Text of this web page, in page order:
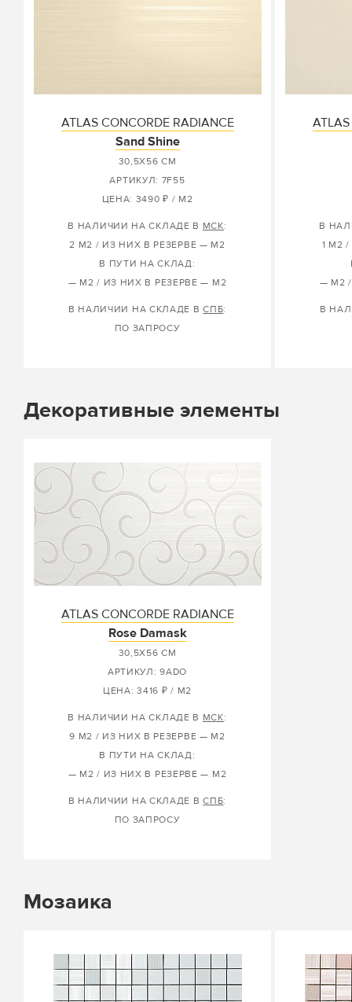
ATLAS CONCORDE RADIANCE
Sand Shine
30,5X56 СМ
АРТИКУЛ: 7F55
ЦЕНА: 3490 ₽ / М2
В НАЛИЧИИ НА СКЛАДЕ В МСК:
2 М2 / ИЗ НИХ В РЕЗЕРВЕ — М2
В ПУТИ НА СКЛАД:
— М2 / ИЗ НИХ В РЕЗЕРВЕ — М2
В НАЛИЧИИ НА СКЛАДЕ ВСПБ:
ПО ЗАПРОСУ
В
1 М2
— М2
В
Декоративные элементы
ATLAS CONCORDE RADIANCE
Rose Damask
30,5X56 СМ
АРТИКУЛ: 9ADO
ЦЕНА: 3416 ₽ / М2
В НАЛИЧИИ НА СКЛАДЕ В МСК:
9 М2 / ИЗ НИХ В РЕЗЕРВЕ — М2
В ПУТИ НА СКЛАД:
— М2 / ИЗ НИХ В РЕЗЕРВЕ — М2
В НАЛИЧИИ НА СКЛАДЕ ВСПБ:
ПО ЗАПРОСУ
Мозаика